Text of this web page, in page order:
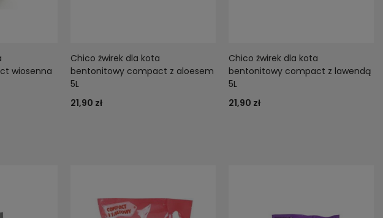
wiosenna
Chico żwirek dla kota
bentonitowy compact z aloesem
5L
21,90 zł
Chico żwirek dla kota
bentonitowy compact z lawendą
5L
21,90 zł